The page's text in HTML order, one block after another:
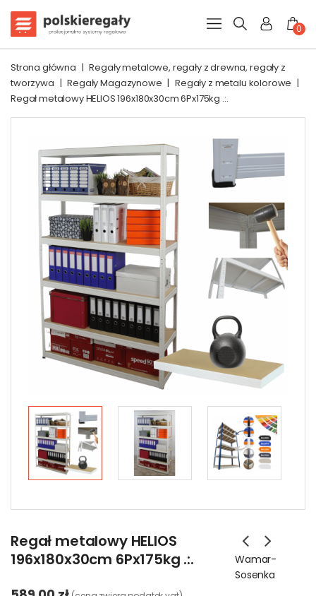
0
Strona główna | Regały metalowe, regały z drewna, regały z
tworzywa | Regały Magazynowe | Regały z metalu kolorowe |
Regał metalowy HELIOS 196x180x30cm 6Px175kg .:.
Regał metalowy HELIOS
196x180x30cm 6Px175kg .:.
Wamar-
Sosenka